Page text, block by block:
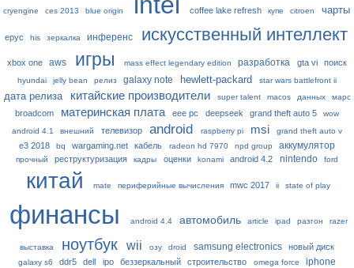
cryengine ces 2013 blue origin coffee lake refresh купе citroen чарты
epyc his зеркалка инференс искусственный интеллект
xbox one aws игры mass effect legendary edition разработка gta vi поиск
hyundai jelly bean релиз galaxy note hewlett-packard star wars battlefront ii
дата релиза китайские производители super talent macos данных марс
broadcom материнская плата eee pc deepseek grand theft auto 5 wow
android 4.1 внешний телевизор android raspberry pi msi grand theft auto v
e3 2018 bq wargaming.net кабель radeon hd 7970 npd group аккумулятор
прочный реструктуризация кадры оценки konami android 4.2 nintendo ford
китай mate периферийные вычисления mwc 2017 ii state of play
финансы android 4.4 автомобиль article ipad разгон razer
выставка ноутбук wii озу droid samsung electronics новый диск
galaxy s6 ddr5 dell ipo беззеркальный строительство omega force iphone